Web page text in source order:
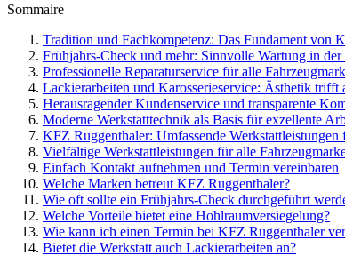
Sommaire
Tradition und Fachkompetenz: Das Fundament von
Frühjahrs-Check und mehr: Sinnvolle Wartung in
Professionelle Reparaturservice für alle
Lackierarbeiten und Karosserieservice: Ästhetik trifft
Herausragender Kundenservice und transparente
Moderne Werkstatttechnik als Basis für exzellente
KFZ Ruggenthaler: Umfassende Werkstattleistungen
Vielfältige Werkstattleistungen für alle
Einfach Kontakt aufnehmen und Termin vereinbaren
Welche Marken betreut KFZ Ruggenthaler?
Wie oft sollte ein Frühjahrs-Check durchgeführt
Welche Vorteile bietet eine Hohlraumversiegelung?
Wie kann ich einen Termin bei KFZ Ruggenthaler
Bietet die Werkstatt auch Lackierarbeiten an?